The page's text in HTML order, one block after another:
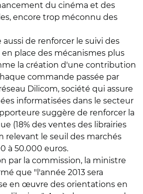
du cinéma et des
encore trop méconnu des
de renforcer le suivi des
place des mécanismes plus
la création d'une contribution
commande passée par
Dilicom, société qui assure
informatisées dans le secteur
suggère de renforcer la
(18% des ventes des librairies
relevant le seuil des marchés
à 50.000 euros.
par la commission, la ministre
que "l'année 2013 sera
en œuvre des orientations en